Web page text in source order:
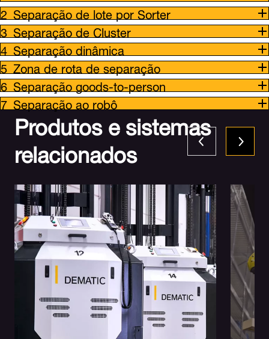
Separação de lote por Sorter
Separação de Cluster
Separação dinâmica
Zona de rota de separação
Separação goods-to-person
Separação ao robô
Produtos e sistemas
relacionados